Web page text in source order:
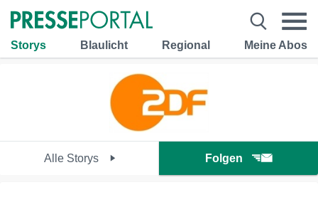
Storys Blaulicht Regional Meine Abos
Alle Storys Folgen